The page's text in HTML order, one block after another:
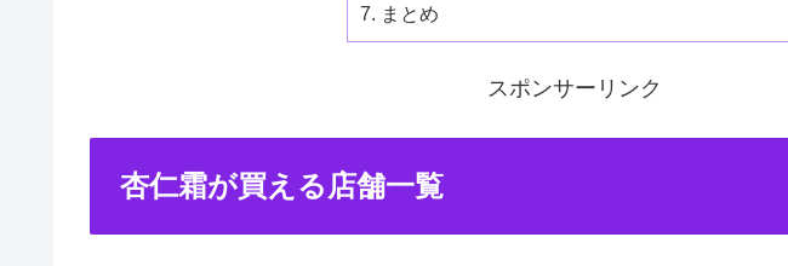
まとめ
スポンサーリンク
杏仁霜が買える店舗一覧